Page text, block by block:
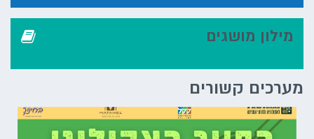
מילון מושגים
מערכים קשורים